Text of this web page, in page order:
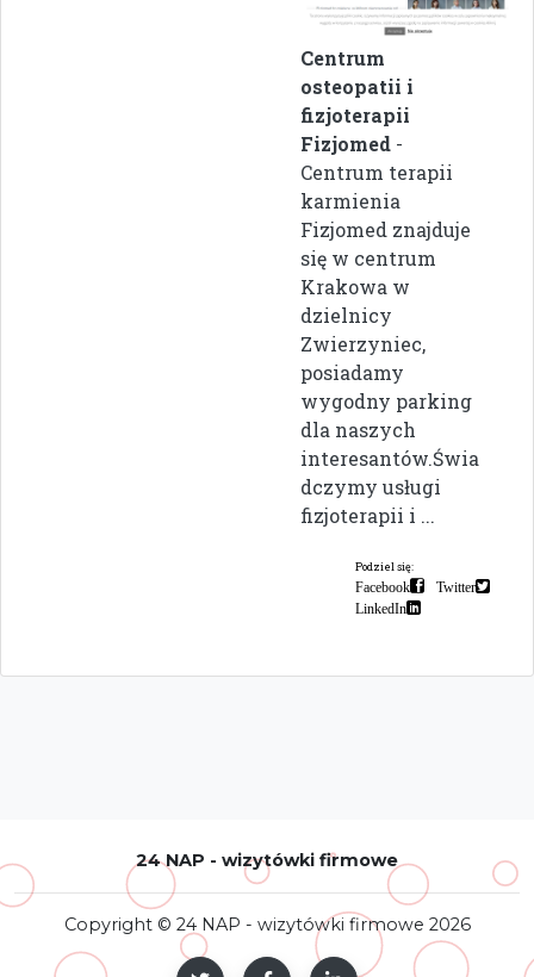
Centrum
osteopatii i
fizjoterapii
Fizjomed -
Centrum terapii
karmienia
Fizjomed znajduje
się w centrum
Krakowa w
dzielnicy
Zwierzyniec,
posiadamy
wygodny parking
dla naszych
interesantów.Świa
dczymy usługi
fizjoterapii i ...
Podziel się:
Facebook
Twitter
LinkedIn
24 NAP - wizytówki firmowe
Copyright © 24 NAP - wizytówki firmowe 2026